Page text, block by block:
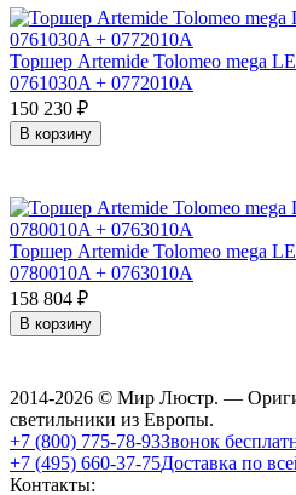
Торшер Artemide Tolomeo mega
0761030A + 0772010A
150 230 ₽
В корзину
Торшер Artemide Tolomeo mega
0780010A + 0763010A
158 804 ₽
В корзину
2014-2026 © Мир Люстр. —
светильники из Европы.
+7 (800) 775-78-93Звонок
+7 (495) 660-37-75Доставка по
Контакты: